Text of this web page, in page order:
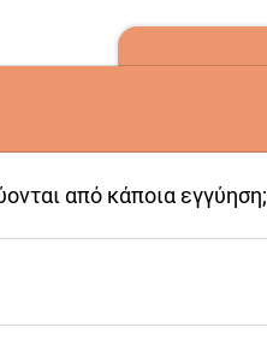
από κάποια εγγύηση;